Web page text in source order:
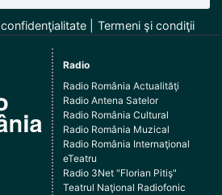
Termeni şi condiţii
Radio
Radio România Actualităţi
Radio Antena Satelor
Radio România Cultural
Radio România Muzical
Radio România Internaţional
eTeatru
Radio 3Net "Florian Pitiş"
Teatrul Naţional Radiofonic